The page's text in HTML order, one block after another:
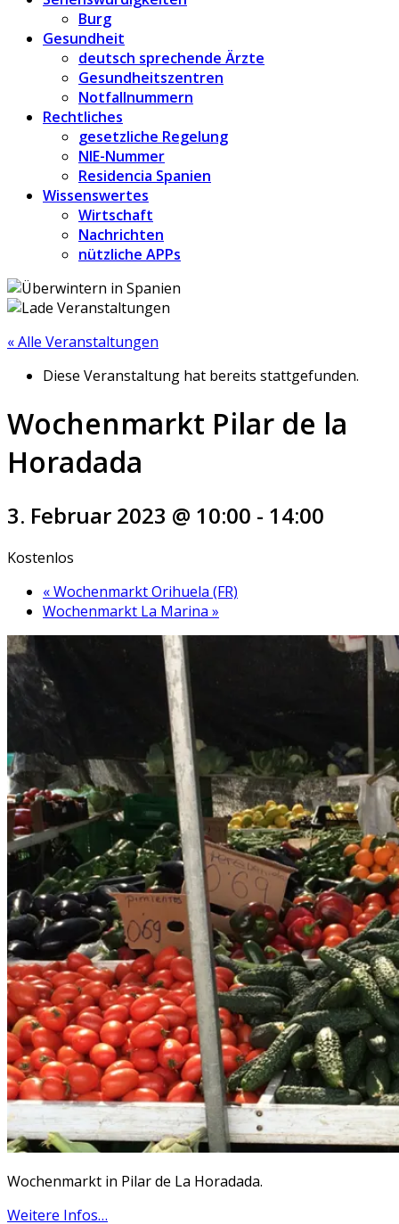
Burg
Gesundheit
deutsch sprechende Ärzte
Gesundheitszentren
Notfallnummern
Rechtliches
gesetzliche Regelung
NIE-Nummer
Residencia Spanien
Wissenswertes
Wirtschaft
Nachrichten
nützliche APPs
« Alle Veranstaltungen
Diese Veranstaltung hat bereits stattgefunden.
Wochenmarkt Pilar de la
Horadada
3. Februar 2023 @ 10:00 - 14:00
Kostenlos
«Wochenmarkt Orihuela (FR)
Wochenmarkt La Marina »
Wochenmarkt in Pilar de La Horadada.
Weitere Infos…